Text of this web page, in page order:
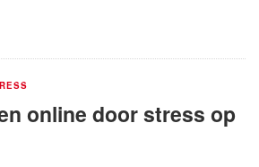
online door stress op